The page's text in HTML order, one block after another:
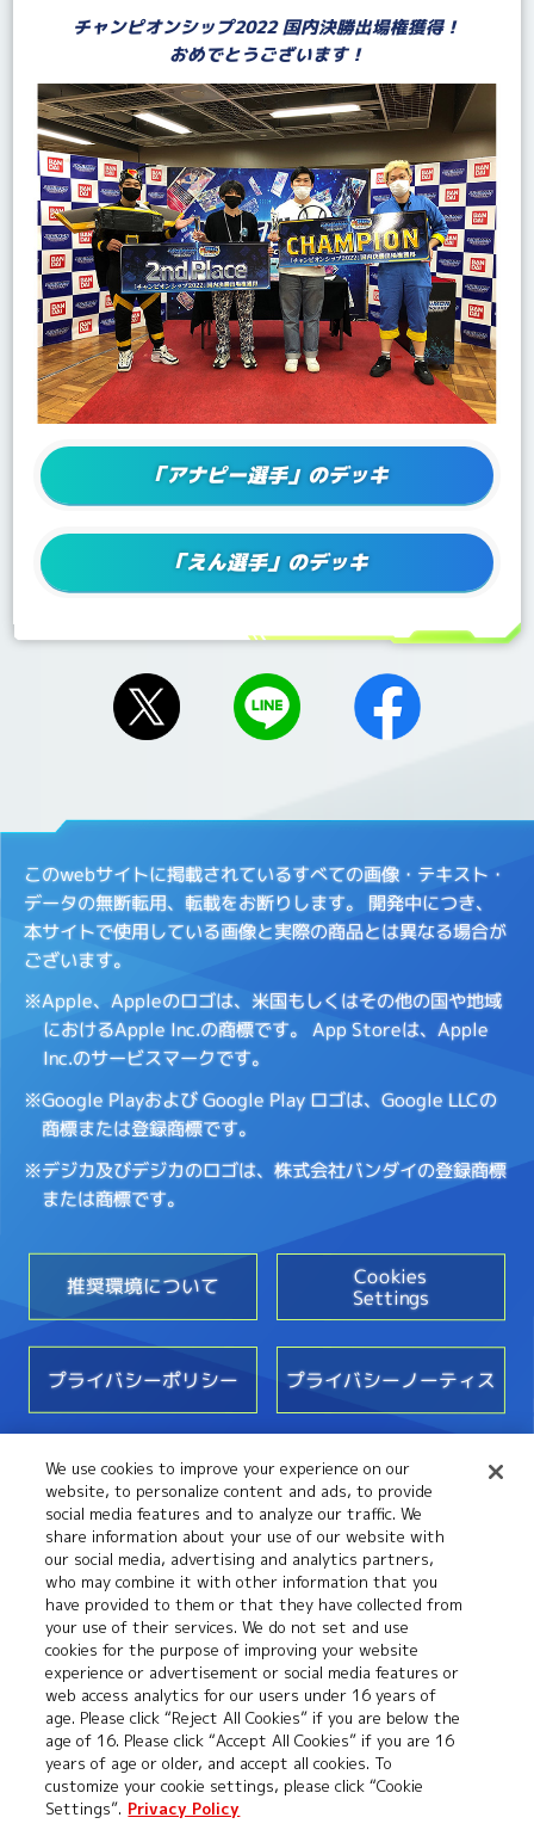
チャンピオンシップ2022 国内決勝出場権獲得！
おめでとうございます！
「アナピー選手」のデッキ
「えん選手」のデッキ
このwebサイトに掲載されているすべての画像・テキスト・
データの無断転用、転載をお断りします。 開発中につき、
本サイトで使用している画像と実際の商品とは異なる場合が
ございます。
※Apple、Appleのロゴは、米国もしくはその他の国や地域
におけるApple Inc.の商標です。 App Storeは、Apple
Inc.のサービスマークです。
※Google Playおよび Google Play ロゴは、Google LLCの
商標または登録商標です。
※デジカ及びデジカのロゴは、株式会社バンダイの登録商標
または商標です。
推奨環境について Cookies
Settings
プライバシーポリシー プライバシーノーティス
お問い合わせ
©本郷あきよし・フジテレビ・東映アニメーション
We use cookies to improve your experience on our
website, to personalize content and ads, to provide
social media features and to analyze our traffic. We
share information about your use of our website with
our social media, advertising and analytics partners,
who may combine it with other information that you
have provided to them or that they have collected from
your use of their services. We do not set and use
cookies for the purpose of improving your website
experience or advertisement or social media features or
web access analytics for our users under 16 years of
age. Please click “Reject All Cookies” if you are below the
age of 16. Please click “Accept All Cookies” if you are 16
years of age or older, and accept all cookies. To
customize your cookie settings, please click “Cookie
Settings”. Privacy Policy